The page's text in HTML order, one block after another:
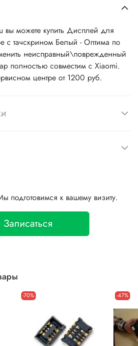
вы можете купить Дисплей для
с тачскрином Белый - Оптима по
неисправный\поврежденный
полностью совместим с Xiaomi.
центре от 1200 руб.
подготовимся к вашему визиту.
Записаться
-70% -47%